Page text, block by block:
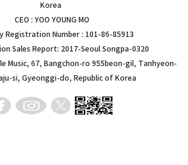
Korea
CEO : YOO YOUNG MO
Registration Number : 101-86-85913
Sales Report: 2017-Seoul Songpa-0320
Music, 67, Bangchon-ro 955beon-gil, Tanhyeon-
si, Gyeonggi-do, Republic of Korea